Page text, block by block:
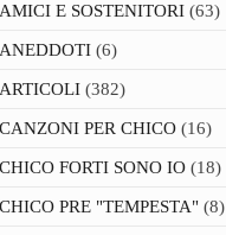
AMICI E SOSTENITORI(63)
ANEDDOTI(6)
ARTICOLI(382)
CANZONI PER CHICO(16)
CHICO FORTI SONO IO(18)
CHICO PRE "TEMPESTA"(8)